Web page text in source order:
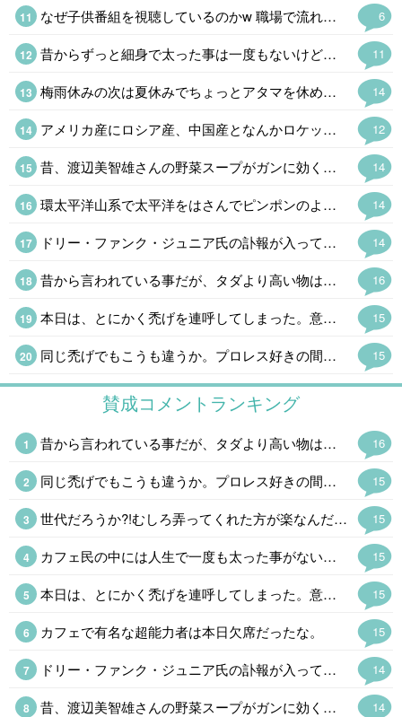
6
なぜ子供番組を視聴しているのかw 職場で流れているんでしょうかねw 子供番組は当たり障り無いので、流しっぱなしに出来ますからね、 、という事に。 趣味で視聴してるなら怖いのでw
11
昔からずっと細身で太った事は一度もないけど、バナナ型だから年取ったらブクブク太って落ちなくなる体質 今はいいけど晩年は巨漢かも 笑
14
梅雨休みの次は夏休みでちょっとアタマを休めるかと思ったら「禿、禿」と連呼されたので「呼んだ?呼んだよね」とオフロスキーになった。←そんなん見とるんですか💀
12
アメリカ産にロシア産、中国産となんかロケット花火を打ち込んできた北朝鮮産もあるな。学校ならクラス分けなんだけどなぜか同じクラスで同じ班になってる。
14
昔、渡辺美智雄さんの野菜スープがガンに効くとやってたけど(言い出した無免許医は逮捕)、効能はともかく健康にはよさそうだ。(味は知らんw) ハーバード式はキャベツ、玉ねぎ、ニンジン、カボチャを煮込むという話でカボチャの甘みがあるそうだ。カレー粉を入れたくなるけど。(あ。キャベツがw ) ロカボにもいいというので、やってみるか。
14
環太平洋山系で太平洋をはさんでピンポンのように地震や火山の噴火があるのはいつものことだけど、最近は周期が短すぎる。おそらく東海·東南海·南海三連動と富士山噴火というのが2030年代に予想されるけど、少し早まるかも。 私は予知夢と直感。地震雲ウォッチャーなのでかなり怪しいと思われているけど。
14
ドリー・ファンク・ジュニア氏の訃報が入って喪に服して自粛。荒法師ジン·キニスキーからNWA世界王座を奪った時は時代が変わったと思った。野球でいえば張本さんの世界からイチローの時代になったようなもので。馬場さんの全日本プロレスはファンク一家あってのものでファンには大恩人。あの世界で85歳で天寿を全うしたのは凄い。
16
昔から言われている事だが、タダより高い物はないのだ。入り口は無料、出口は有料。
15
本日は、とにかく禿げを連呼してしまった。意図はしていないのだが(笑)。
15
同じ禿げでもこうも違うか。プロレス好きの間で有名な格好いい禿げである。
賛成コメントランキング
16
昔から言われている事だが、タダより高い物はないのだ。入り口は無料、出口は有料。
15
同じ禿げでもこうも違うか。プロレス好きの間で有名な格好いい禿げである。
15
世代だろうか?!むしろ弄ってくれた方が楽なんだが(笑)。そう、禿げてますが何か。変に気を遣われると気不味い。
15
カフェ民の中には人生で一度も太った事がない者や痩せ型が多くて驚く。日本人は太りやすい遺伝子のはずなんだが。メタボ禿げと自虐する者と儂も大して変わらん(笑)。
15
本日は、とにかく禿げを連呼してしまった。意図はしていないのだが(笑)。
15
カフェで有名な超能力者は本日欠席だったな。
14
ドリー・ファンク・ジュニア氏の訃報が入って喪に服して自粛。荒法師ジン·キニスキーからNWA世界王座を奪った時は時代が変わったと思った。野球でいえば張本さんの世界からイチローの時代になったようなもので。馬場さんの全日本プロレスはファンク一家あってのものでファンには大恩人。あの世界で85歳で天寿を全うしたのは凄い。
14
昔、渡辺美智雄さんの野菜スープがガンに効くとやってたけど(言い出した無免許医は逮捕)、効能はともかく健康にはよさそうだ。(味は知らんw) ハーバード式はキャベツ、玉ねぎ、ニンジン、カボチャを煮込むという話でカボチャの甘みがあるそうだ。カレー粉を入れたくなるけど。(あ。キャベツがw ) ロカボにもいいというので、やってみるか。